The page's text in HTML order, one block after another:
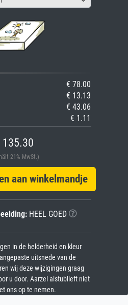
€ 78.00
€ 13.13
€ 43.06
€ 1.11
135.30
21% MwSt.)
aan winkelmandje
HEEL GOED
in de helderheid en kleur
uitsnede van de
wij deze wijzigingen graag
u door. Aarzel alstublieft niet
ons op te nemen.